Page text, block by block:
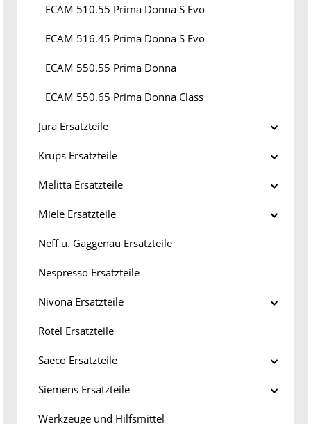
ECAM 510.55 Prima Donna S Evo
ECAM 516.45 Prima Donna S Evo
ECAM 550.55 Prima Donna
ECAM 550.65 Prima Donna Class
Jura Ersatzteile
Krups Ersatzteile
Melitta Ersatzteile
Miele Ersatzteile
Neff u. Gaggenau Ersatzteile
Nespresso Ersatzteile
Nivona Ersatzteile
Rotel Ersatzteile
Saeco Ersatzteile
Siemens Ersatzteile
Werkzeuge und Hilfsmittel